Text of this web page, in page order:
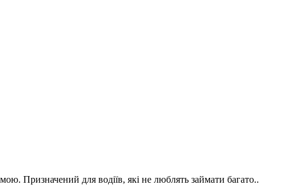
Призначений для водіїв, які не люблять займати багато..